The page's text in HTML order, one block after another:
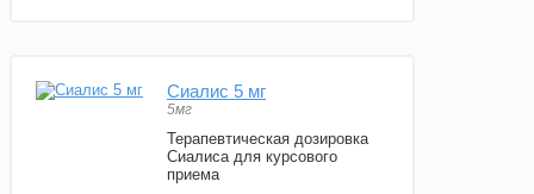
Сиалис 5 мг
5мг
Терапевтическая дозировка
Сиалиса для курсового
приема